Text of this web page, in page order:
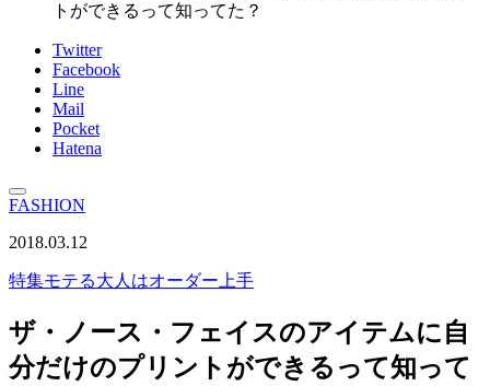
トができるって知ってた？
Twitter
Facebook
Line
Mail
Pocket
Hatena
FASHION
2018.03.12
特集モテる大人はオーダー上手
ザ・ノース・フェイスのアイテムに自
分だけのプリントができるって知って